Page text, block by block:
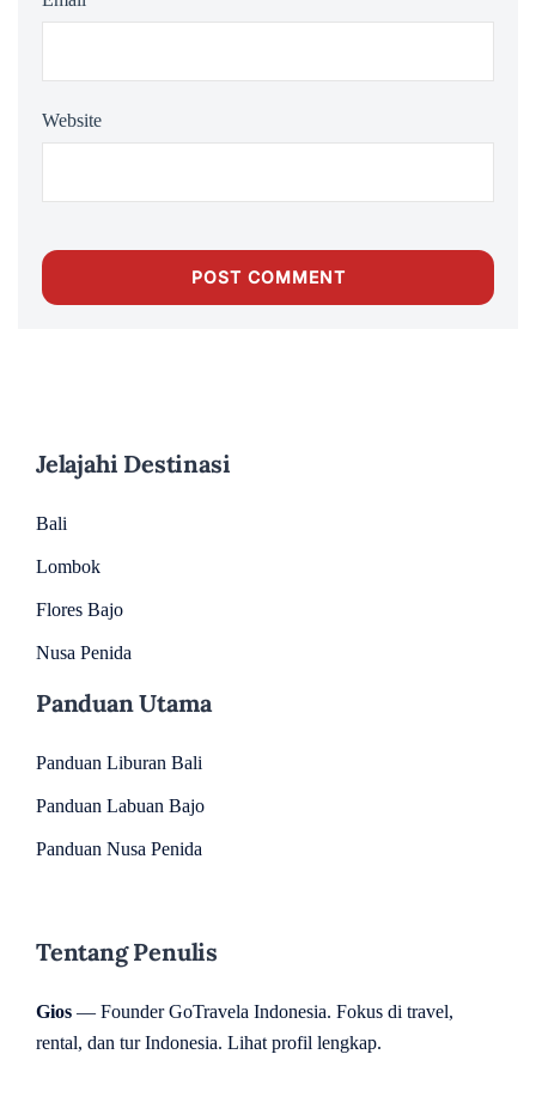
Website
Jelajahi Destinasi
Bali
Lombok
Flores Bajo
Nusa Penida
Panduan Utama
Panduan Liburan Bali
Panduan Labuan Bajo
Panduan Nusa Penida
Tentang Penulis
Gios — Founder GoTravela Indonesia. Fokus di travel,
rental, dan tur Indonesia. Lihat profil lengkap.